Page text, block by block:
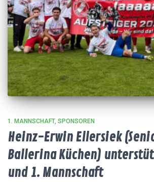
1. MANNSCHAFT SPONSOREN
Heinz-Erwin Ellersiek
Ballerina Küchen)
und 1. Mannschaft